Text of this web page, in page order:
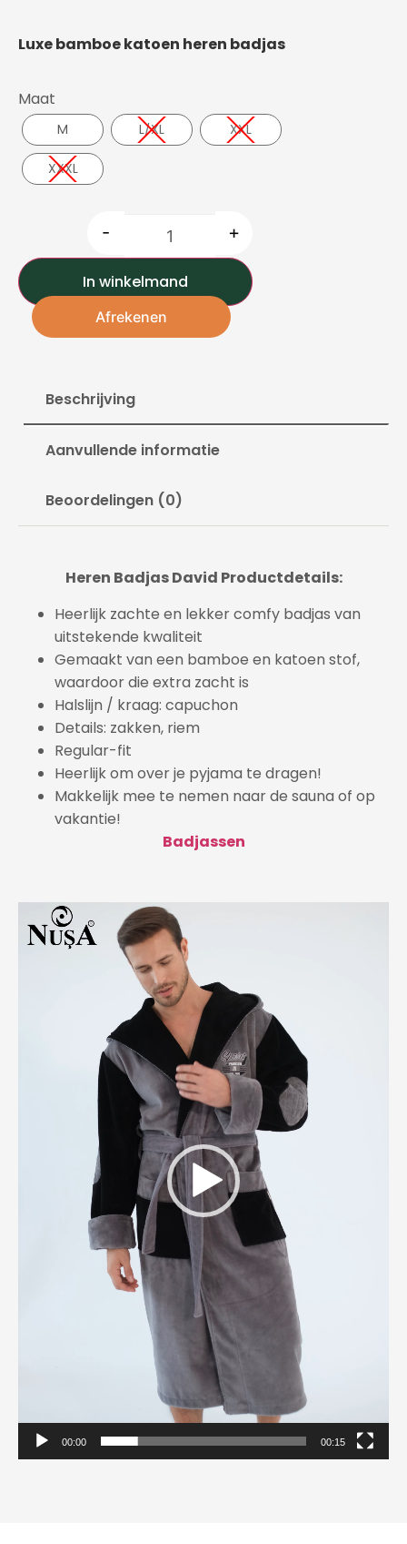
Luxe bamboe katoen heren badjas
Maat
M L/XL XXL
XXXL
- +
In winkelmand
Afrekenen
Beschrijving
Aanvullende informatie
Beoordelingen (0)
Heren Badjas David Productdetails:
Heerlijk zachte en lekker comfy badjas van
uitstekende kwaliteit
Gemaakt van een bamboe en katoen stof,
waardoor die extra zacht is
Halslijn / kraag: capuchon
Details: zakken, riem
Regular-fit
Heerlijk om over je pyjama te dragen!
Makkelijk mee te nemen naar de sauna of op
vakantie!
Badjassen
Videospeler
00:00 00:15